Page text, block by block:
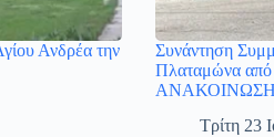
Ανδρέα την
Συνάντηση
Πλαταμώνα
Τρίτη 23